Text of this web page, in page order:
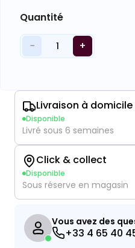
Quantité
− 1 +
Livraison à domicile
Disponible
Livré sous 6 semaines
Click & collect
Disponible
Sous réserve en magasin
Vous avez des
+33 4 65 40